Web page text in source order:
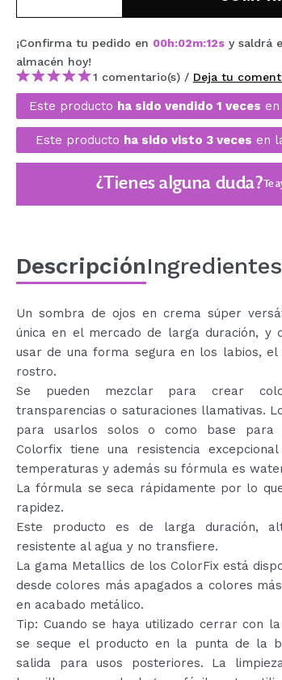
MAQUIFARMA
KOREA ZONE
TRAVEL SIZE
NATURE
OFERTAS
OUTLET
PRÓXIMAMENTE
¡Confirma tu pedido en 00h:02m:11sy saldrá
almacén hoy!
1 comentario(s) / Deja tu
Este producto ha sido vendido 1 veces
Este producto ha sido visto 3 veces en
¿Tienes alguna duda?Te
DescripciónIngredientes
Un sombra de ojos en crema súper
única en el mercado de larga duración, y
usar de una forma segura en los labios,
rostro.
Se pueden mezclar para crear
transparencias o saturaciones llamativas.
para usarlos solos o como base para
Colorfix tiene una resistencia
temperaturas y además su fórmula es
La fórmula se seca rápidamente por lo
rapidez.
Este producto es de larga duración,
resistente al agua y no transfiere.
La gama Metallics de los ColorFix está
desde colores más apagados a colores
en acabado metálico.
Tip: Cuando se haya utilizado cerrar con
se seque el producto en la punta de la
salida para usos posteriores. La